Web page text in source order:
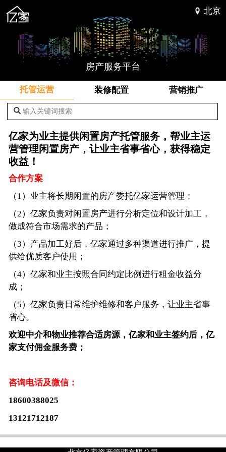
北京
房产服务平台
托管运营 装修配置 营销推广
输入关键词搜索
亿家为业主提供闲置房产托管服务，帮业主运
营管理闲置房产，让业主省事省心，获得稳定
收益！
合作方案
（1）业主将长期闲置的房产委托亿家运营管理；
（2）亿家负责对闲置房产进行分析定位和设计加工，
做成符合市场需求的产品；
（3）产品加工好后，亿家通过多种渠道进行推广，提
供给优质客户使用；
（4）亿家和业主按照合同约定比例进行租金收益分
成；
（5）亿家负责日常维护维修和客户服务，让业主省事
省心。
欢迎中介和物业推荐合适房源，亿家和业主签约后，亿
家支付佣金服务费；
咨询电话及微信：
18600388025
13121712187